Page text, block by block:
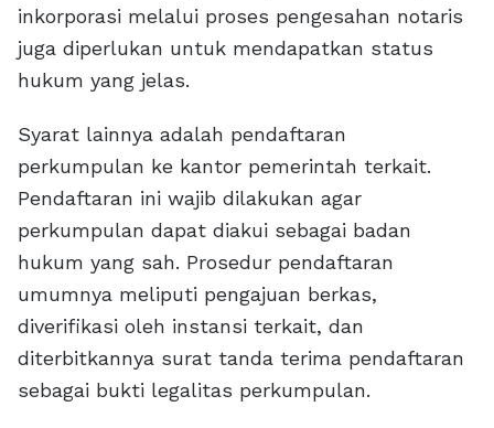
inkorporasi melalui proses pengesahan notaris
juga diperlukan untuk mendapatkan status
hukum yang jelas.
Syarat lainnya adalah pendaftaran
perkumpulan ke kantor pemerintah terkait.
Pendaftaran ini wajib dilakukan agar
perkumpulan dapat diakui sebagai badan
hukum yang sah. Prosedur pendaftaran
umumnya meliputi pengajuan berkas,
diverifikasi oleh instansi terkait, dan
diterbitkannya surat tanda terima pendaftaran
sebagai bukti legalitas perkumpulan.